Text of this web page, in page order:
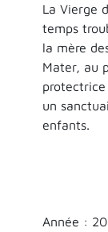
La Vierge
temps
la mère
Mater, au
protectrice
un
enfants.
Année :